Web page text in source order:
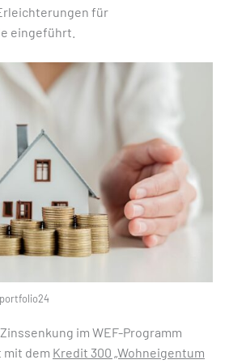
für
eingeführt.
im WEF-Programm
mit dem Kredit 300 „Wohneigentum